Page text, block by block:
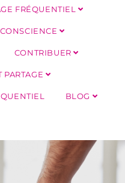
FRÉQUENTIEL
CONTRIBUER
PARTAGE
BLOG